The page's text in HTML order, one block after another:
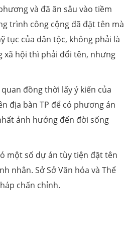
và đã ăn sâu vào tiềm
trình công cộng đã đặt tên mà
tục của dân tộc, không phải là
xã hội thì phải đổi tên, nhưng
đồng thời lấy ý kiến của
địa bàn TP để có phương án
ảnh hưởng đến đời sống
một số dự án tùy tiện đặt tên
nhân. Sở Sở Văn hóa và Thể
chấn chỉnh.